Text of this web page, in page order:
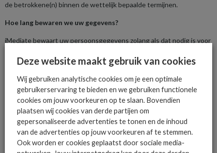
de betrokkene(n) binnen de wettelijk bepaalde termijnen.
Hoe lang bewaren we uw gegevens?
iMediate bewaart uw persoonsgegevens zolang als dat nodig is voor
haar wettelijke verplichtingen.
Heeft u bijvoorbeeld een bestelling gedaan, dan bewaren we de
informatie totdat de bestelling is afgehandeld en zeven jaar daarna
(de wettelijke bewaartermijn).
Ingeval u bij ons heeft gesolliciteerd, maar niet bij ons in dienst
treedt, dan bewaren wij de gegevens niet langer dan zes maanden
na beëindiging van de procedure.
Deze website maakt gebruik van cookies
Wij gebruiken analytische cookies om je een optimale
gebruikerservaring te bieden en we gebruiken functionele
cookies om jouw voorkeuren op te slaan. Bovendien
plaatsen wij cookies van derde partijen om
gepersonaliseerde advertenties te tonen en de inhoud
van de advertenties op jouw voorkeuren af te stemmen.
Ook worden er cookies geplaatst door sociale media-